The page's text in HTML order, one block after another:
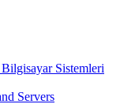
Sistemleri
Servers